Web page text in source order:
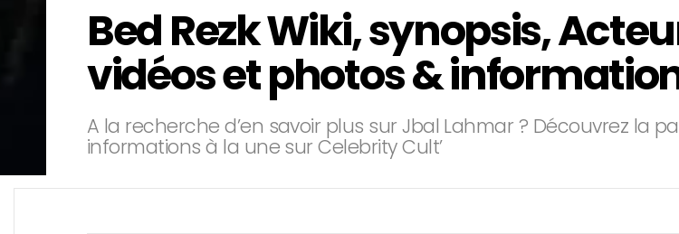
Bed Rezk Wiki, synopsis,
vidéos et photos &
A la recherche d’en savoir plus sur Jbal Lahmar ? Découvrez la
informations à la une sur Celebrity Cult’